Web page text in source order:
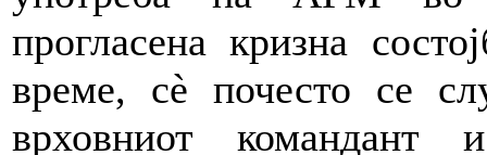
прогласена кризна
време, сè почесто се
врховниот